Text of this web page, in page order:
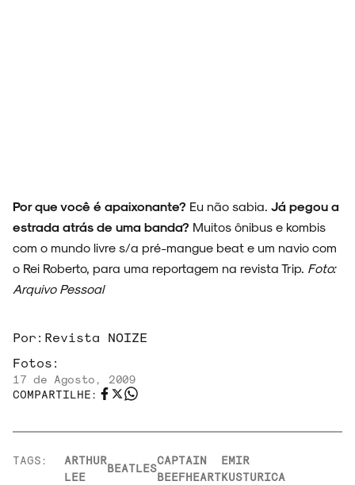
Por que você é apaixonante? Eu não sabia. Já pegou a
estrada atrás de uma banda? Muitos ônibus e kombis
com o mundo livre s/a pré-mangue beat e um navio com
o Rei Roberto, para uma reportagem na revista Trip. Foto:
Arquivo Pessoal
Por: Revista NOIZE
Fotos:
17 de Agosto, 2009
COMPARTILHE:
TAGS:
ARTHUR
LEE
BEATLES
CAPTAIN
BEEFHEART
EMIR
KUSTURICA